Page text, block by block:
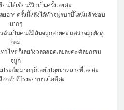
ยนได้เขียนรีวิวเป็นครั้งเลยค่ะ
ยฮ่าๆ ครั้งนี้หลังได้ทำจมูกบาบี้ไลน์แล้วชอบ
มากๆ
วฉันเป็นคนที่มีสันจมูกสวยค่ะ แต่ว่าจมูกยังดู
กลม
ไหร่ ก็เลยกังวลตลอดเลยละคะ ศัลยกรรม
จมูก
ระณีตมากๆ ก็เลยไปคุยมาหลายที่เลยค่ะ
อกทำที่โรงพยาบาลไอดีค่ะ